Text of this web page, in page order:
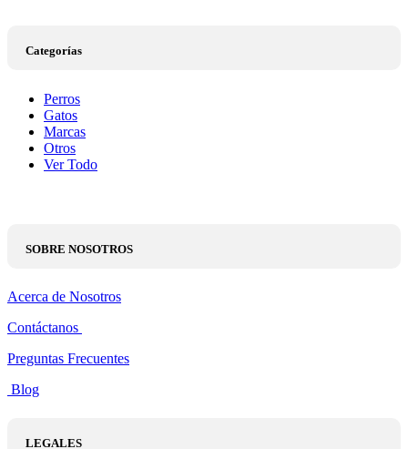
Categorías
Perros
Gatos
Marcas
Otros
Ver Todo
SOBRE NOSOTROS
Acerca de Nosotros
Contáctanos
Preguntas Frecuentes
Blog
LEGALES